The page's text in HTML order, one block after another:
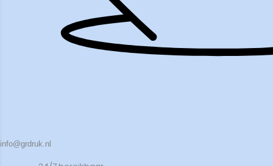
info@grdruk.nl